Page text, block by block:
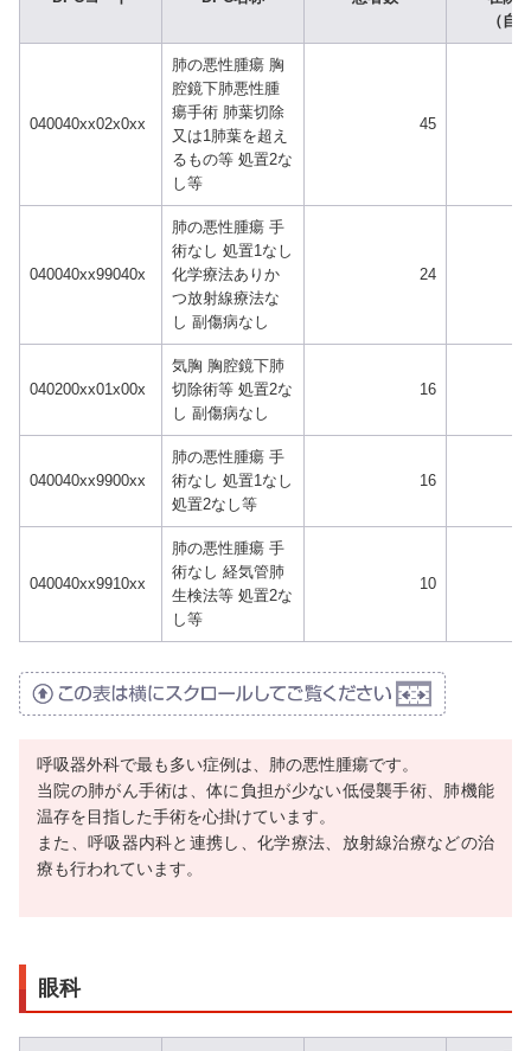
（自
040040xx02x0xx
肺の悪性腫瘍 胸
腔鏡下肺悪性腫
瘍手術 肺葉切除
又は1肺葉を超え
るもの等 処置2な
し等
45
040040xx99040x
肺の悪性腫瘍 手
術なし 処置1なし
化学療法ありか
つ放射線療法な
し 副傷病なし
24
040200xx01x00x
気胸 胸腔鏡下肺
切除術等 処置2な
し 副傷病なし
16
040040xx9900xx
肺の悪性腫瘍 手
術なし 処置1なし
処置2なし等
16
040040xx9910xx
肺の悪性腫瘍 手
術なし 経気管肺
生検法等 処置2な
し等
10
呼吸器外科で最も多い症例は、肺の悪性腫瘍です。
当院の肺がん手術は、体に負担が少ない低侵襲手術、肺機能
温存を目指した手術を心掛けています。
また、呼吸器内科と連携し、化学療法、放射線治療などの治
療も行われています。
眼科